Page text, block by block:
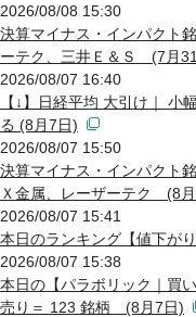
2026/08/08 15:30
決算マイナス・インパクト
ーテク、三井Ｅ＆Ｓ (7月
2026/08/07 16:40
【↓】日経平均 大引け｜ 小
る (8月7日)
2026/08/07 15:50
決算マイナス・インパクト
Ｘ金属、レーザーテク (8
2026/08/07 15:41
本日のランキング【値下が
2026/08/07 15:38
本日の【パラボリック｜
売り＝ 123 銘柄 (8月7日)